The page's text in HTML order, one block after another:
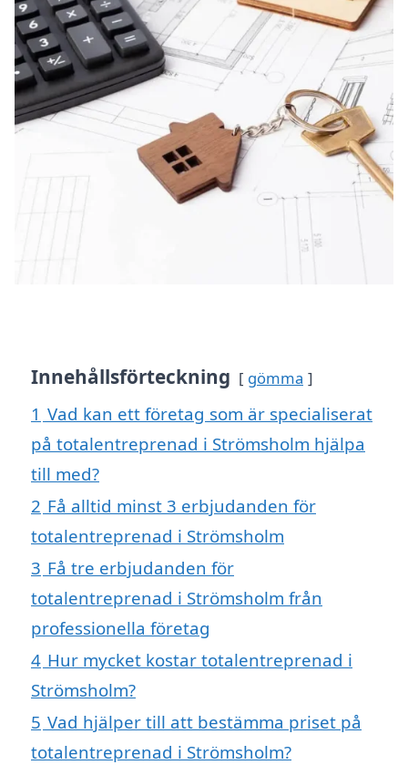
Innehållsförteckning gömma
1 Vad kan ett företag som är specialiserat
på totalentreprenad i Strömsholm hjälpa
till med?
2 Få alltid minst 3 erbjudanden för
totalentreprenad i Strömsholm
3 Få tre erbjudanden för
totalentreprenad i Strömsholm från
professionella företag
4 Hur mycket kostar totalentreprenad i
Strömsholm?
5 Vad hjälper till att bestämma priset på
totalentreprenad i Strömsholm?